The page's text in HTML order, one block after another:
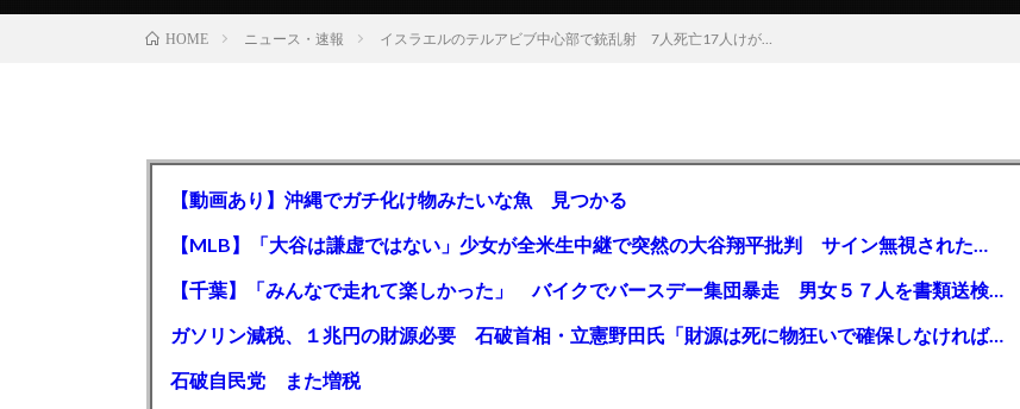
HOME ニュース・速報 イスラエルのテルアビブ中心部で銃乱射 7人死亡17人けが…
【動画あり】沖縄でガチ化け物みたいな魚 見つかる
【MLB】「大谷は謙虚ではない」少女が全米生中継で突然の大谷翔平批判 サイン無視された過去明かす
【千葉】「みんなで走れて楽しかった」 バイクでバースデー集団暴走 男女５７人を書類送検 SNSで参加者募る
ガソリン減税、１兆円の財源必要 石破首相・立憲野田氏「財源は死に物狂いで確保しなければならない」「本当に死に物狂いで」
石破自民党 また増税